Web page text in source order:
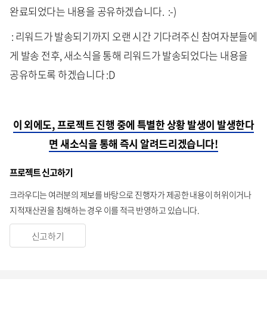
완료되었다는 내용을 공유하겠습니다. :-)
: 리워드가 발송되기까지 오랜 시간 기다려주신 참여자분들에
게 발송 전후, 새소식을 통해 리워드가 발송되었다는 내용을
공유하도록 하겠습니다 :D
이 외에도, 프로젝트 진행 중에 특별한 상황 발생이 발생한다
면 새소식을 통해 즉시 알려드리겠습니다!
프로젝트 신고하기
크라우디는 여러분의 제보를 바탕으로 진행자가 제공한 내용이 허위이거나
지적재산권을 침해하는 경우 이를 적극 반영하고 있습니다.
신고하기